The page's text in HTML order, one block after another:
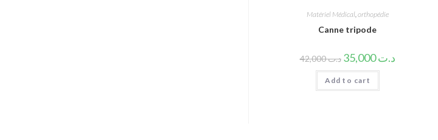
Matériel Médical,orthopédie
Canne tripode
د.ت42,000 د.ت35,000
Add to cart